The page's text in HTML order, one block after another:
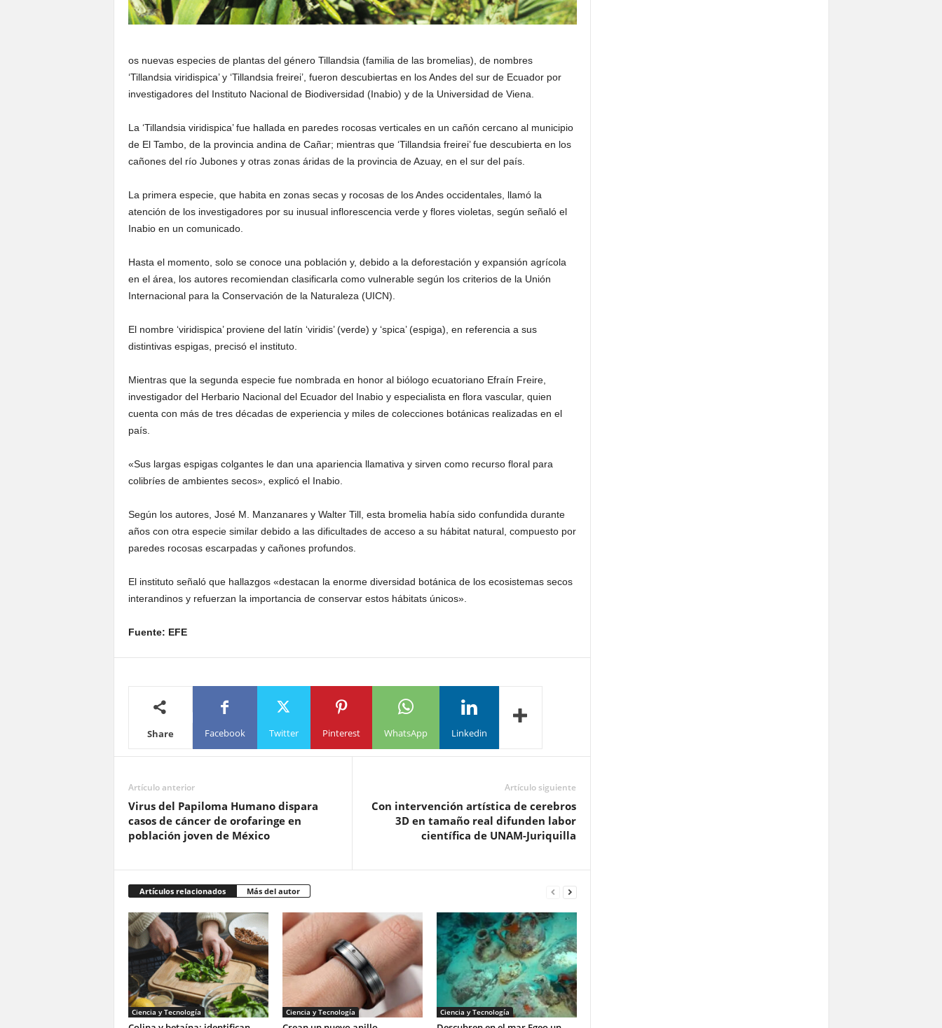
os nuevas especies de plantas del género Tillandsia (familia de las bromelias), de nombres
‘Tillandsia viridispica’ y ‘Tillandsia freirei’, fueron descubiertas en los Andes del sur de Ecuador por
investigadores del Instituto Nacional de Biodiversidad (Inabio) y de la Universidad de Viena.
La ‘Tillandsia viridispica’ fue hallada en paredes rocosas verticales en un cañón cercano al municipio
de El Tambo, de la provincia andina de Cañar; mientras que ‘Tillandsia freirei’ fue descubierta en los
cañones del río Jubones y otras zonas áridas de la provincia de Azuay, en el sur del país.
La primera especie, que habita en zonas secas y rocosas de los Andes occidentales, llamó la
atención de los investigadores por su inusual inflorescencia verde y flores violetas, según señaló el
Inabio en un comunicado.
Hasta el momento, solo se conoce una población y, debido a la deforestación y expansión agrícola
en el área, los autores recomiendan clasificarla como vulnerable según los criterios de la Unión
Internacional para la Conservación de la Naturaleza (UICN).
El nombre ‘viridispica’ proviene del latín ‘viridis’ (verde) y ‘spica’ (espiga), en referencia a sus
distintivas espigas, precisó el instituto.
Mientras que la segunda especie fue nombrada en honor al biólogo ecuatoriano Efraín Freire,
investigador del Herbario Nacional del Ecuador del Inabio y especialista en flora vascular, quien
cuenta con más de tres décadas de experiencia y miles de colecciones botánicas realizadas en el
país.
«Sus largas espigas colgantes le dan una apariencia llamativa y sirven como recurso floral para
colibríes de ambientes secos», explicó el Inabio.
Según los autores, José M. Manzanares y Walter Till, esta bromelia había sido confundida durante
años con otra especie similar debido a las dificultades de acceso a su hábitat natural, compuesto por
paredes rocosas escarpadas y cañones profundos.
El instituto señaló que hallazgos «destacan la enorme diversidad botánica de los ecosistemas secos
interandinos y refuerzan la importancia de conservar estos hábitats únicos».
Fuente: EFE
Share Facebook Twitter Pinterest WhatsApp Linkedin
Artículo anterior
Virus del Papiloma Humano dispara
casos de cáncer de orofaringe en
población joven de México
Artículo siguiente
Con intervención artística de cerebros
3D en tamaño real difunden labor
científica de UNAM-Juriquilla
Artículos relacionados Más del autor
Ciencia y Tecnología Ciencia y Tecnología Ciencia y Tecnología